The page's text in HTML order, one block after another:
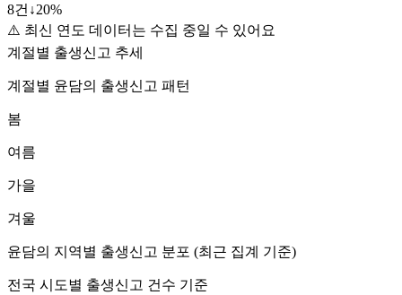
8건 ↓20%
⚠️ 최신 연도 데이터는 수집 중일 수 있어요
계절별 출생신고 추세
계절별 윤담의 출생신고 패턴
봄
여름
가을
겨울
윤담의 지역별 출생신고 분포 (최근 집계 기준)
전국 시도별 출생신고 건수 기준